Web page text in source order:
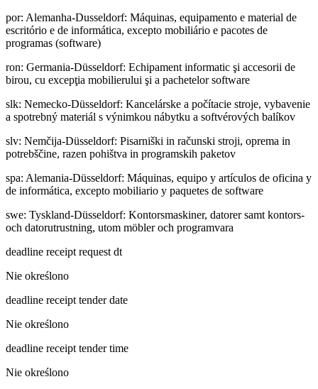
por: Alemanha-Dusseldorf: Máquinas, equipamento e material de
escritório e de informática, excepto mobiliário e pacotes de
programas (software)
ron: Germania-Düsseldorf: Echipament informatic şi accesorii de
birou, cu excepţia mobilierului şi a pachetelor software
slk: Nemecko-Düsseldorf: Kancelárske a počítacie stroje, vybavenie
a spotrebný materiál s výnimkou nábytku a softvérových balíkov
slv: Nemčija-Düsseldorf: Pisarniški in računski stroji, oprema in
potrebščine, razen pohištva in programskih paketov
spa: Alemania-Düsseldorf: Máquinas, equipo y artículos de oficina y
de informática, excepto mobiliario y paquetes de software
swe: Tyskland-Düsseldorf: Kontorsmaskiner, datorer samt kontors-
och datorutrustning, utom möbler och programvara
deadline receipt request dt
Nie określono
deadline receipt tender date
Nie określono
deadline receipt tender time
Nie określono